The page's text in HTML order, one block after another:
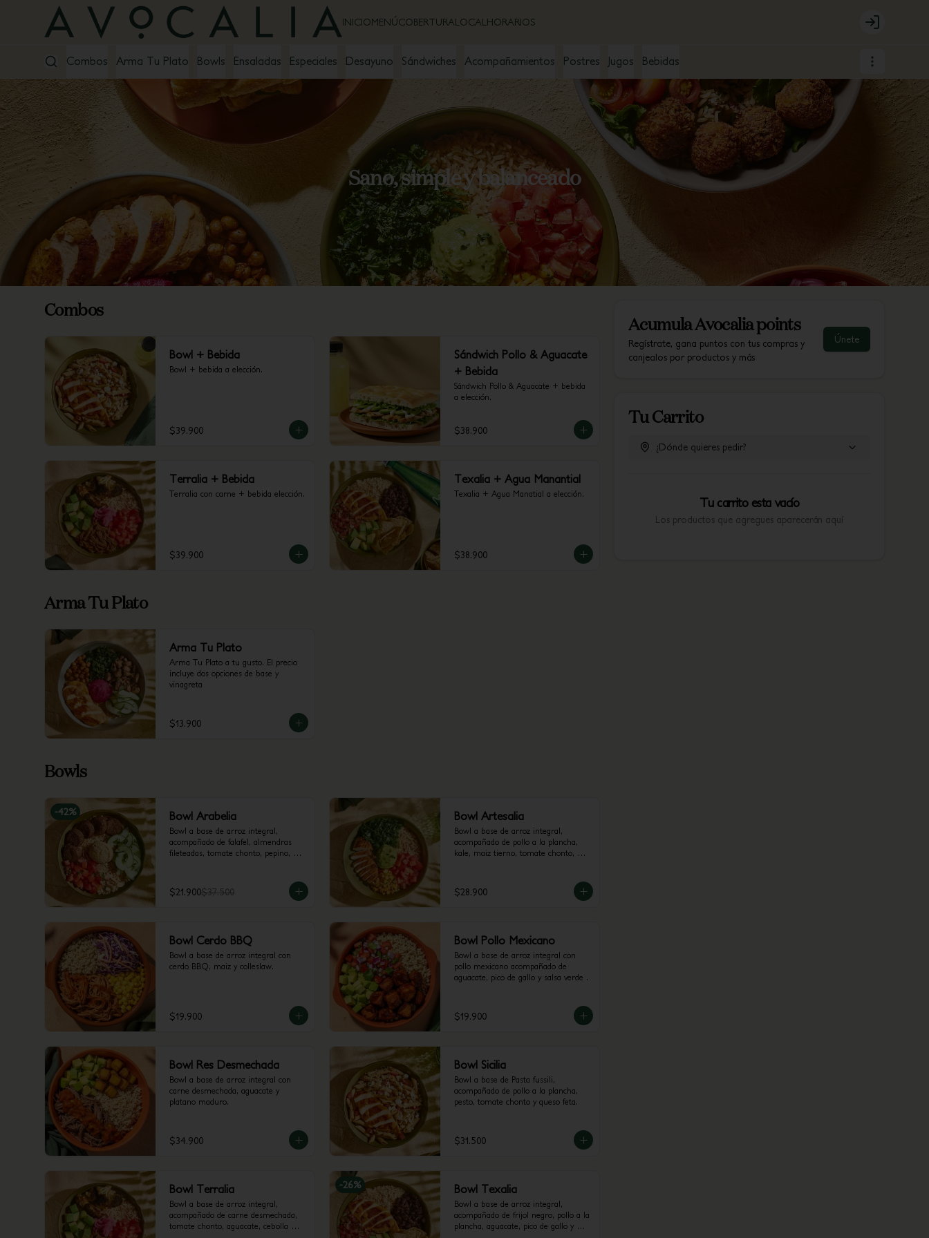
INICIOMENÚCOBERTURALOCAL HORARIOS
Login
Combos Arma Tu Plato Bowls Ensaladas Especiales Desayuno Sándwiches Acompañamientos Postres Jugos Bebidas
Sano, simple y balanceado
Combos
Bowl + Bebida
Bowl + bebida a elección.
$39.900
Sándwich Pollo & Aguacate
+ Bebida
Sándwich Pollo & Aguacate + bebida
a elección.
$38.900
Terralia + Bebida
Terralia con carne + bebida elección.
$39.900
Texalia + Agua Manantial
Texalia + Agua Manatial a elección.
$38.900
Arma Tu Plato
Arma Tu Plato
Arma Tu Plato a tu gusto. El precio
incluye dos opciones de base y
vinagreta
$13.900
Bowls
-42% Bowl Arabelia
Bowl a base de arroz integral,
acompañado de falafel, almendras
fileteadas, tomate chonto, pepino,
$21.900$37.500
Bowl Artesalia
Bowl a base de arroz integral,
acompañado de pollo a la plancha,
kale, maiz tierno, tomate chonto,
$28.900
Bowl Cerdo BBQ
Bowl a base de arroz integral con
cerdo BBQ, maiz y colleslaw.
$19.900
Bowl Pollo Mexicano
Bowl a base de arroz integral con
pollo mexicano acompañado de
aguacate, pico de gallo y salsa verde .
$19.900
Bowl Res Desmechada
Bowl a base de arroz integral con
carne desmechada, aguacate y
platano maduro.
$34.900
Bowl Sicilia
Bowl a base de Pasta fussili,
acompañado de pollo a la plancha,
pesto, tomate chonto y queso feta.
$31.500
Bowl Terralia
Bowl a base de arroz integral,
acompañado de carne desmechada,
tomate chonto, aguacate, cebolla
-26% Bowl Texalia
Bowl a base de arroz integral,
acompañado de frijol negro, pollo a la
plancha, aguacate, pico de gallo y
AcumulaAvocalia points
Regístrate, gana puntos con tus compras y
canjealos por productos y más
Únete
Tu Carrito
¿Dónde quieres pedir?
Tu carrito esta vacío
Los productos que agregues aparecerán aquí